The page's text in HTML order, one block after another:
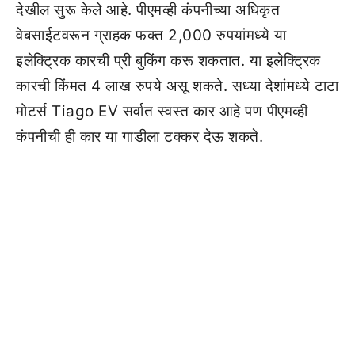
देखील सुरू केले आहे. पीएमव्ही कंपनीच्या अधिकृत
वेबसाईटवरून ग्राहक फक्त 2,000 रुपयांमध्ये या
इलेक्ट्रिक कारची प्री बुकिंग करू शकतात. या इलेक्ट्रिक
कारची किंमत 4 लाख रुपये असू शकते. सध्या देशांमध्ये टाटा
मोटर्स Tiago EV सर्वात स्वस्त कार आहे पण पीएमव्ही
कंपनीची ही कार या गाडीला टक्कर देऊ शकते.